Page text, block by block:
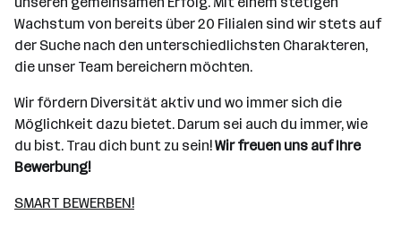
Wachstum von bereits über 20 Filialen sind wir stets auf
der Suche nach den unterschiedlichsten Charakteren,
die unser Team bereichern möchten.
Wir fördern Diversität aktiv und wo immer sich die
Möglichkeit dazu bietet. Darum sei auch du immer, wie
du bist. Trau dich bunt zu sein!Wir freuen uns auf Ihre
Bewerbung!
SMART BEWERBEN!